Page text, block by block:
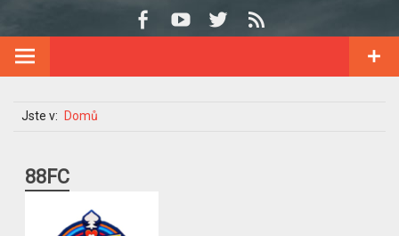
Jste v: Domů
88FC